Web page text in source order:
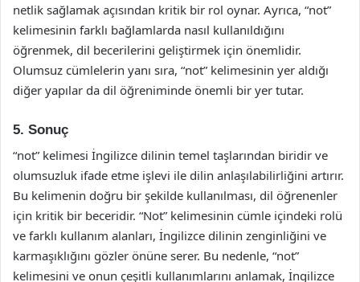
netlik sağlamak açısından kritik bir rol oynar. Ayrıca, “not”
kelimesinin farklı bağlamlarda nasıl kullanıldığını
öğrenmek, dil becerilerini geliştirmek için önemlidir.
Olumsuz cümlelerin yanı sıra, “not” kelimesinin yer aldığı
diğer yapılar da dil öğreniminde önemli bir yer tutar.
5. Sonuç
“not” kelimesi İngilizce dilinin temel taşlarından biridir ve
olumsuzluk ifade etme işlevi ile dilin anlaşılabilirliğini artırır.
Bu kelimenin doğru bir şekilde kullanılması, dil öğrenenler
için kritik bir beceridir. “Not” kelimesinin cümle içindeki rolü
ve farklı kullanım alanları, İngilizce dilinin zenginliğini ve
karmaşıklığını gözler önüne serer. Bu nedenle, “not”
kelimesini ve onun çeşitli kullanımlarını anlamak, İngilizce